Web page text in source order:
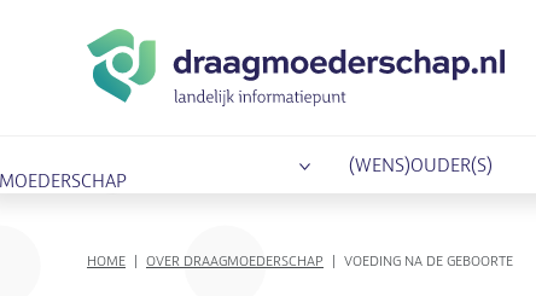
(WENS)OUDER(S)
KRUIMELPAD
HOME OVER DRAAGMOEDERSCHAP VOEDING NA DE GEBOORTE